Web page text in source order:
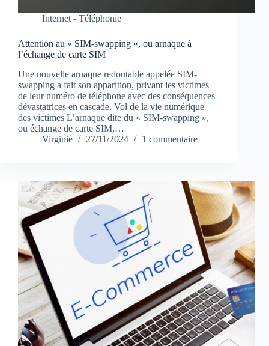
Internet - Téléphonie
Attention au « SIM-swapping », ou arnaque à
l’échange de carte SIM
Une nouvelle arnaque redoutable appelée SIM-
swapping a fait son apparition, privant les victimes
de leur numéro de téléphone avec des conséquences
dévastatrices en cascade. Vol de la vie numérique
des victimes L’arnaque dite du « SIM-swapping »,
ou échange de carte SIM,…
Virginie
27/11/2024 1 commentaire